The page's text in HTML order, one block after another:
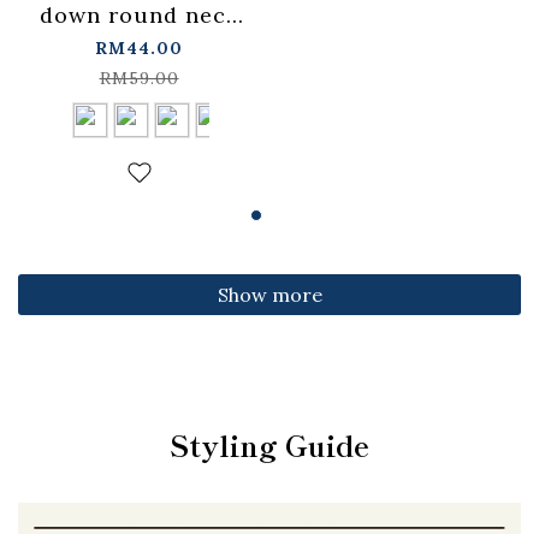
down round neck
fitted top,
available in four
colors【01099501】
in stock+pre-order
RM44.00
RM59.00
Show more
Styling Guide